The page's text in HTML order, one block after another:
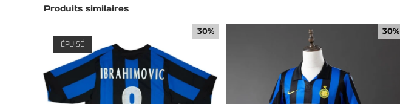
Produits similaires
30%
ÉPUISÉ
30%